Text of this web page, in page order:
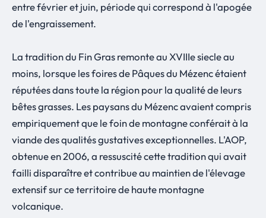
entre février et juin, période qui correspond à l'apogée
de l'engraissement.
La tradition du Fin Gras remonte au XVIIIe siecle au
moins, lorsque les foires de Pâques du Mézenc étaient
réputées dans toute la région pour la qualité de leurs
bêtes grasses. Les paysans du Mézenc avaient compris
empiriquement que le foin de montagne conférait à la
viande des qualités gustatives exceptionnelles. L'AOP,
obtenue en 2006, a ressuscité cette tradition qui avait
failli disparaître et contribue au maintien de l'élevage
extensif sur ce territoire de haute montagne
volcanique.